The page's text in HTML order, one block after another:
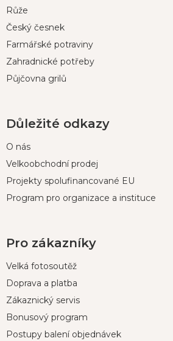
Růže
Český česnek
Farmářské potraviny
Zahradnické potřeby
Půjčovna grilů
Důležité odkazy
O nás
Velkoobchodní prodej
Projekty spolufinancované EU
Program pro organizace a instituce
Pro zákazníky
Velká fotosoutěž
Doprava a platba
Zákaznický servis
Bonusový program
Postupy balení objednávek